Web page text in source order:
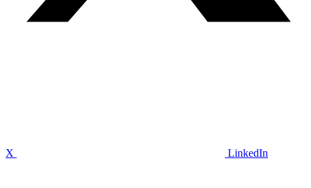
X LinkedIn